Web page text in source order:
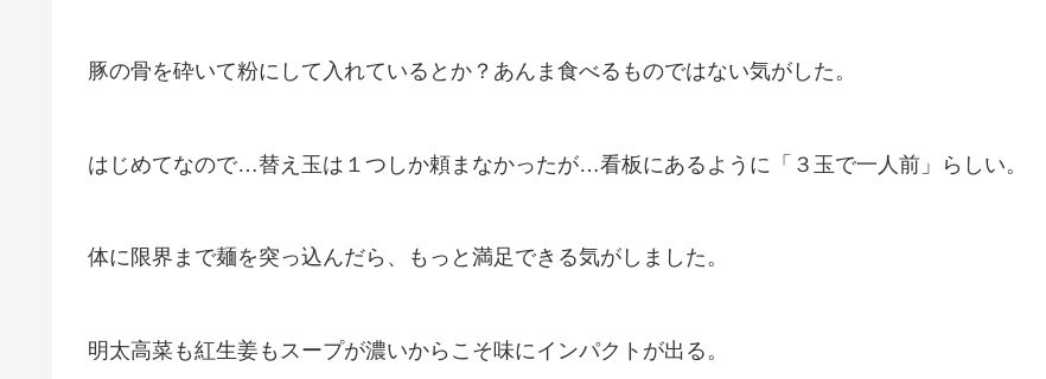
豚の骨を砕いて粉にして入れているとか？あんま食べるものではない気がした。
はじめてなので…替え玉は１つしか頼まなかったが…看板にあるように「３玉で一人前」らしい。
体に限界まで麺を突っ込んだら、もっと満足できる気がしました。
明太高菜も紅生姜もスープが濃いからこそ味にインパクトが出る。